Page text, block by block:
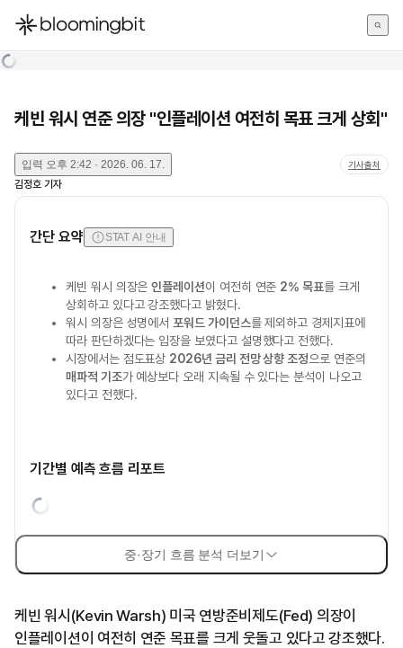
한국어
케빈 워시 연준 의장 "인플레이션 여전히 목표 크게 상회"
입력 오후 2:42 · 2026. 06. 17. 기사출처
김정호 기자
간단 요약 STAT AI 안내
케빈 워시 의장은인플레이션이 여전히 연준 2% 목표를 크게
상회하고 있다고 강조했다고 밝혔다.
워시 의장은 성명에서 포워드 가이던스를 제외하고 경제지표에
따라 판단하겠다는 입장을 보였다고 설명했다고 전했다.
시장에서는 점도표상 2026년 금리 전망 상향 조정으로 연준의
매파적 기조가 예상보다 오래 지속될 수 있다는 분석이 나오고
있다고 전했다.
기간별 예측 흐름 리포트
중·장기 흐름 분석 더보기
케빈 워시(Kevin Warsh) 미국 연방준비제도(Fed) 의장이
인플레이션이 여전히 연준 목표를 크게 웃돌고 있다고 강조했다.